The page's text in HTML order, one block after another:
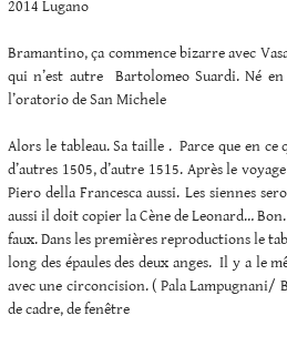
2014 Lugano
Bramantino, ça commence bizarre avec
qui n’est autre Bartolomeo Suardi. Né
l’oratorio de San Michele
Alors le tableau. Sa taille . Parce que en ce
d’autres 1505, d’autre 1515. Après le
Piero della Francesca aussi. Les siennes
aussi il doit copier la Cène de Leonard…
faux. Dans les premières reproductions le
long des épaules des deux anges. Il y a le
avec une circoncision. ( Pala Lampugnani/
de cadre, de fenêtre